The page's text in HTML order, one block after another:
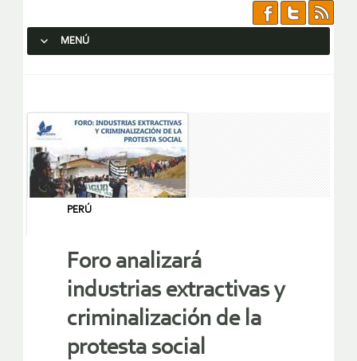
MENÚ
PERÚ
Foro analizará
industrias extractivas y
criminalización de la
protesta social